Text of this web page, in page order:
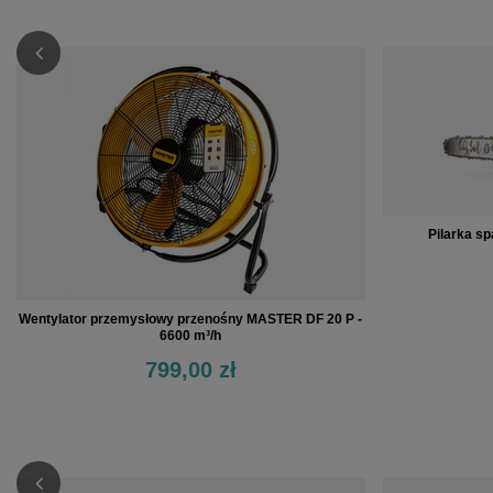
Wentylator przemysłowy przenośny MASTER DF 20 P -
6600 m³/h
799,00 zł
Pilarka